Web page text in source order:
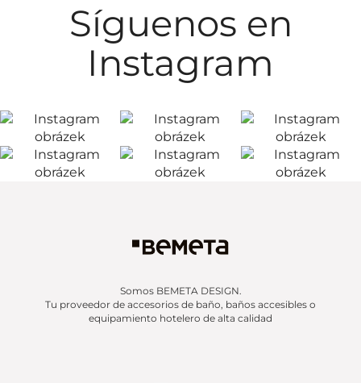
Síguenos en
Instagram
Somos BEMETA DESIGN.
Tu proveedor de accesorios de baño, baños accesibles o
equipamiento hotelero de alta calidad